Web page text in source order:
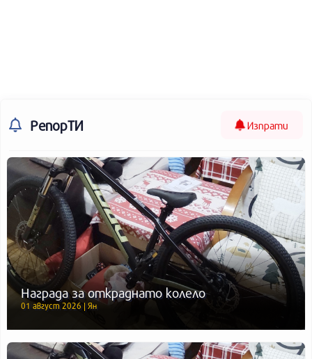
РепорТИ Изпрати
Награда за откраднато колело
01 август 2026 | Ян